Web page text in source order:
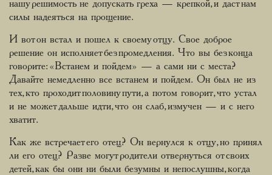
нашу решимость не допускать греха — крепкой, и даст нам
силы надеяться на прощение.
И вот он встал и пошел к своему отцу. Свое доброе
решение он исполняет без промедления. Что вы без конца
говорите: «Встанем и пойдем» — а сами ни с места?
Давайте немедленно все встанем и пойдем. Он был не из
тех, кто проходит половину пути, а потом говорит, что устал
и не может дальше идти, что он слаб, измучен — и с него
хватит.
Как же встречает его отец? Он вернулся к отцу, но принял
ли его отец? Разве могут родители отвернуться от своих
детей, как бы они ни были безумны и непослушны, когда